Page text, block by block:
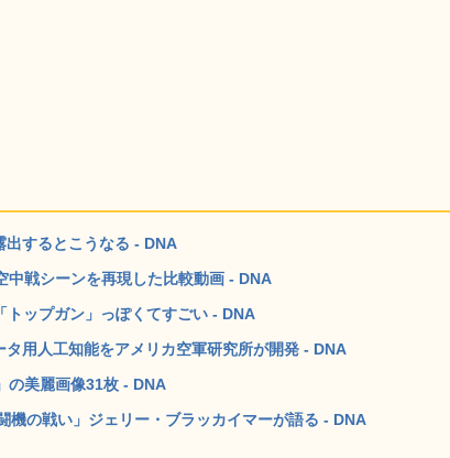
出するとこうなる - DNA
中戦シーンを再現した比較動画 - DNA
ップガン」っぽくてすごい - DNA
用人工知能をアメリカ空軍研究所が開発 - DNA
の美麗画像31枚 - DNA
機の戦い」ジェリー・ブラッカイマーが語る - DNA